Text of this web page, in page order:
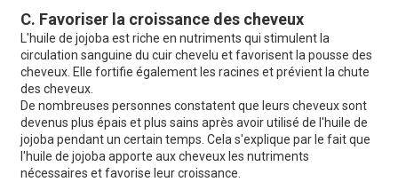
C. Favoriser la croissance des cheveux
L'huile de jojoba est riche en nutriments qui stimulent la
circulation sanguine du cuir chevelu et favorisent la pousse des
cheveux. Elle fortifie également les racines et prévient la chute
des cheveux.
De nombreuses personnes constatent que leurs cheveux sont
devenus plus épais et plus sains après avoir utilisé de l'huile de
jojoba pendant un certain temps. Cela s'explique par le fait que
l'huile de jojoba apporte aux cheveux les nutriments
nécessaires et favorise leur croissance.